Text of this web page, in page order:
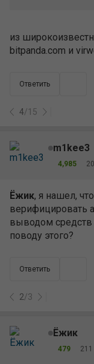
из
bitpanda.com и
Ответить
4/15
m1kee3
4,985
Ёжик, я нашел,
верифицировать
выводом средств
поводу этого?
Ответить
2/3
Ёжик
479 211